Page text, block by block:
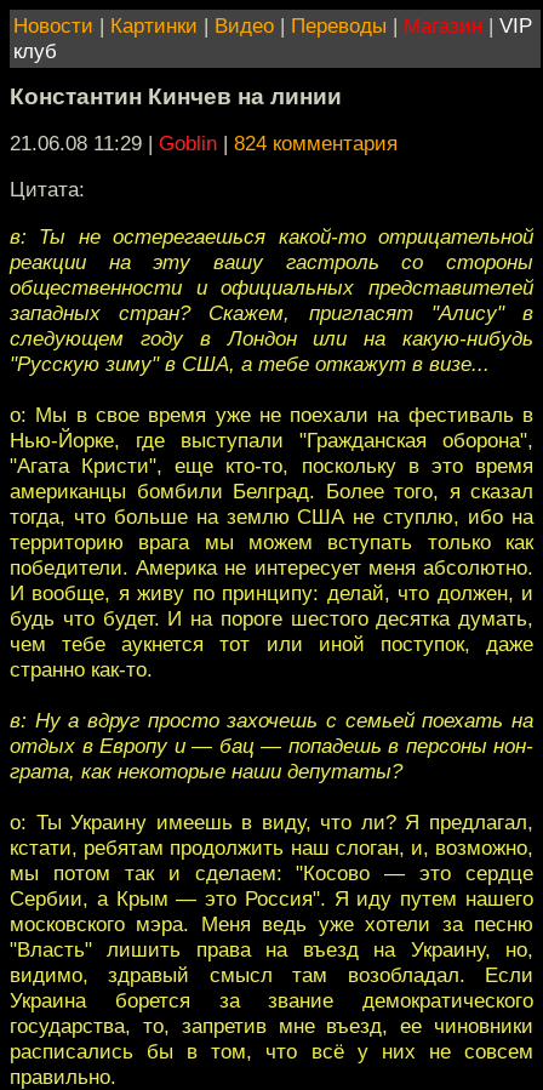
Новости | Картинки | Видео | Переводы | Магазин | VIP
клуб
Константин Кинчев на линии
21.06.08 11:29 | Goblin | 824 комментария
Цитата:
в: Ты не остерегаешься какой-то отрицательной
реакции на эту вашу гастроль со стороны
общественности и официальных представителей
западных стран? Скажем, пригласят "Алису" в
следующем году в Лондон или на какую-нибудь
"Русскую зиму" в США, а тебе откажут в визе...
о: Мы в свое время уже не поехали на фестиваль в
Нью-Йорке, где выступали "Гражданская оборона",
"Агата Кристи", еще кто-то, поскольку в это время
американцы бомбили Белград. Более того, я сказал
тогда, что больше на землю США не ступлю, ибо на
территорию врага мы можем вступать только как
победители. Америка не интересует меня абсолютно.
И вообще, я живу по принципу: делай, что должен, и
будь что будет. И на пороге шестого десятка думать,
чем тебе аукнется тот или иной поступок, даже
странно как-то.
в: Ну а вдруг просто захочешь с семьей поехать на
отдых в Европу и — бац — попадешь в персоны нон-
грата, как некоторые наши депутаты?
о: Ты Украину имеешь в виду, что ли? Я предлагал,
кстати, ребятам продолжить наш слоган, и, возможно,
мы потом так и сделаем: "Косово — это сердце
Сербии, а Крым — это Россия". Я иду путем нашего
московского мэра. Меня ведь уже хотели за песню
"Власть" лишить права на въезд на Украину, но,
видимо, здравый смысл там возобладал. Если
Украина борется за звание демократического
государства, то, запретив мне въезд, ее чиновники
расписались бы в том, что всё у них не совсем
правильно.